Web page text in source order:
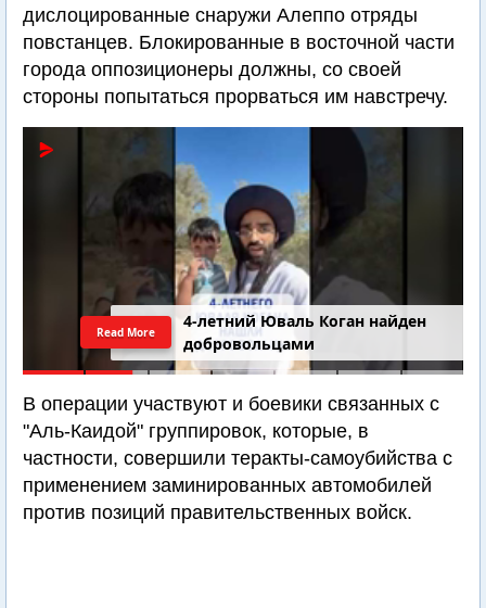
дислоцированные снаружи Алеппо отряды
повстанцев. Блокированные в восточной части
города оппозиционеры должны, со своей
стороны попытаться прорваться им навстречу.
4-летний Юваль Коган найден
добровольцами
Read More
В операции участвуют и боевики связанных с
"Аль-Каидой" группировок, которые, в
частности, совершили теракты-самоубийства с
применением заминированных автомобилей
против позиций правительственных войск.